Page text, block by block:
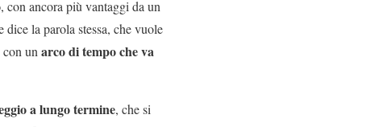
, con ancora più vantaggi da un
la parola stessa, che vuole
con unarco di tempo che va
a lungo termine, che si